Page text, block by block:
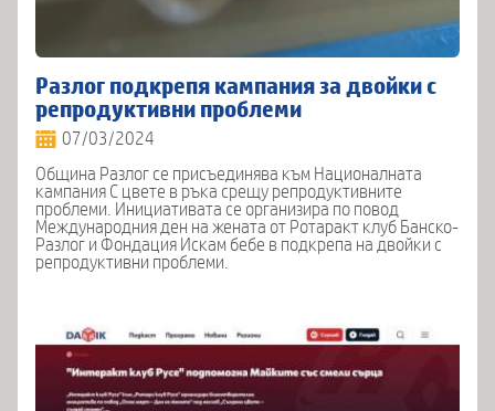
Разлог подкрепя кампания за двойки с
репродуктивни проблеми
07/03/2024
Община Разлог се присъединява към Националната
кампания С цвете в ръка срещу репродуктивните
проблеми. Инициативата се организира по повод
Международния ден на жената от Ротаракт клуб Банско-
Разлог и Фондация Искам бебе в подкрепа на двойки с
репродуктивни проблеми.